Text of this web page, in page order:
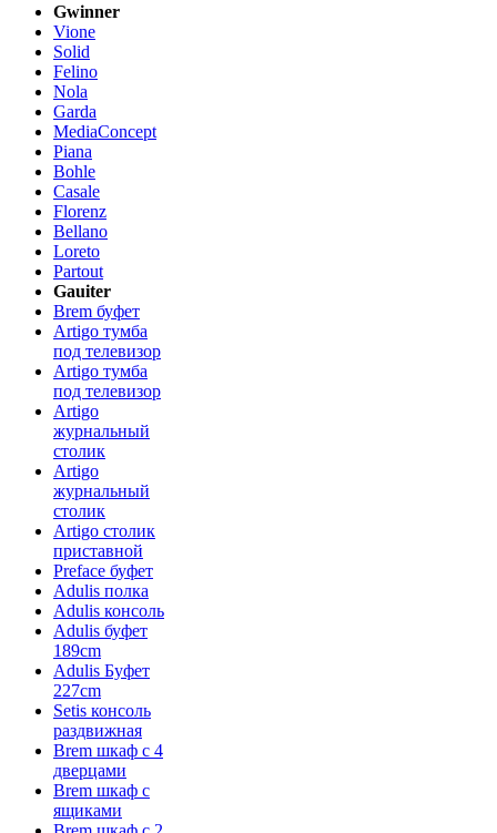
Gwinner
Vione
Solid
Felino
Nola
Garda
MediaConcept
Piana
Bohle
Casale
Florenz
Bellano
Loreto
Partout
Gauiter
Brem буфет
Artigo тумба
под телевизор
Artigo тумба
под телевизор
Artigo
журнальный
столик
Artigo
журнальный
столик
Artigo столик
приставной
Preface буфет
Adulis полка
Adulis консоль
Adulis буфет
189cm
Adulis Буфет
227cm
Setis консоль
раздвижная
Brem шкаф с 4
дверцами
Brem шкаф с
ящиками